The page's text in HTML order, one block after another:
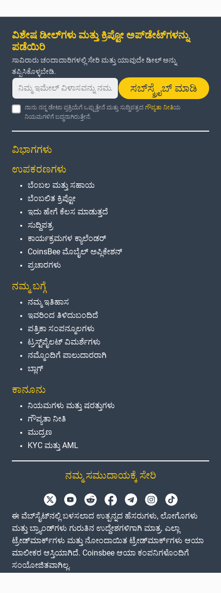
ವಿಶೇಷ ಡೀಲ್‌ಗಳು ಮತ್ತು ಕ್ರಿಪ್ಟೋ ಅಪ್‌ಡೇಟ್‌ಗಳನ್ನು
ಪಡೆಯಿರಿ
ಸಾವಿರಾರು ಚಂದಾದಾರಿಗಳಲ್ಲಿ ಸೇರಿ ಮತ್ತು ಯಾವುದೇ ಡೀಲ್ ಅನ್ನು
ತಪ್ಪಿಸಿಕೊಳ್ಳಬೇಡಿ.
ಸಬ್‌ಸ್ಕ್ರೈಬ್ ಮಾಡಿ
ನಾನು ನನ್ನ ಡೇಟಾ ಪ್ರಕ್ರಿಯೆಗೆ ಒಪ್ಪುತ್ತೇನೆ ಮತ್ತು ಸುದ್ದಿಪತ್ರದಗೌಪ್ಯತಾ ನೀತಿಯ
ನಿಯಮಗಳಿಗೆ ಬದ್ಧನಾಗಿರುತ್ತೇನೆ.
ವಿಭಾಗಗಳು
ಉಪಕರಣಗಳು
ಬೆಂಬಲ ಮತ್ತು ಸಹಾಯ
ಬೆಂಬಲಿತ ಕ್ರಿಪ್ಟೋ
ಇದು ಹೇಗೆ ಕೆಲಸ ಮಾಡುತ್ತದೆ
ಸುದ್ದಿಪತ್ರ
ಕಾರ್ಯಕ್ರಮಗಳ ಕ್ಯಾಲೆಂಡರ್
CoinsBee ಮೊಬೈಲ್ ಅಪ್ಲಿಕೇಶನ್
ಪ್ರಚಾರಗಳು
ನಮ್ಮ ಬಗ್ಗೆ
ನಮ್ಮ ಇತಿಹಾಸ
ಇವರಿಂದ ತಿಳಿದುಬಂದಿದೆ
ಪತ್ರಿಕಾ ಸಂಪನ್ಮೂಲಗಳು
ಟ್ರಸ್ಟ್‌ಪೈಲಟ್ ವಿಮರ್ಶೆಗಳು
ನಮ್ಮೊಂದಿಗೆ ಪಾಲುದಾರರಾಗಿ
ಬ್ಲಾಗ್
ಕಾನೂನು
ನಿಯಮಗಳು ಮತ್ತು ಷರತ್ತುಗಳು
ಗೌಪ್ಯತಾ ನೀತಿ
ಮುದ್ರಣ
KYC ಮತ್ತು AML
ನಮ್ಮ ಸಮುದಾಯಕ್ಕೆ ಸೇರಿ
ಈ ವೆಬ್‌ಸೈಟ್‌ನಲ್ಲಿ ಬಳಸಲಾದ ಉತ್ಪನ್ನದ ಹೆಸರುಗಳು, ಲೋಗೊಗಳು
ಮತ್ತು ಬ್ರ್ಯಾಂಡ್‌ಗಳು ಗುರುತಿನ ಉದ್ದೇಶಗಳಿಗಾಗಿ ಮಾತ್ರ. ಎಲ್ಲಾ
ಟ್ರೇಡ್‌ಮಾರ್ಕ್‌ಗಳು ಮತ್ತು ನೋಂದಾಯಿತ ಟ್ರೇಡ್‌ಮಾರ್ಕ್‌ಗಳು ಆಯಾ
ಮಾಲೀಕರ ಆಸ್ತಿಯಾಗಿದೆ. Coinsbee ಆಯಾ ಕಂಪನಿಗಳೊಂದಿಗೆ
ಸಂಯೋಜಿತವಾಗಿಲ್ಲ.